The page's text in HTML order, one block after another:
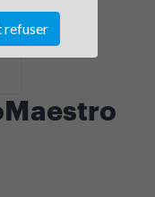
refuser